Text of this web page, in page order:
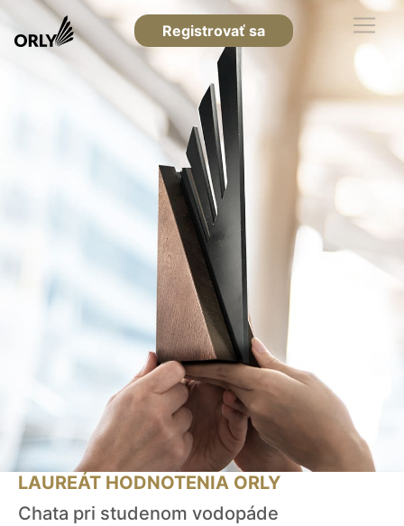
Registrovať sa
LAUREÁT HODNOTENIA ORLY
Chata pri studenom vodopáde